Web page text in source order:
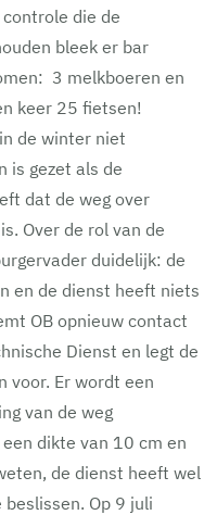
die de
bleek er bar
3 melkboeren en
keer 25 fietsen!
de winter niet
is gezet als de
dat de weg over
Over de rol van de
duidelijk: de
en de dienst heeft niets
OB opnieuw contact
Dienst en legt de
voor. Er wordt een
van de weg
dikte van 10 cm en
de dienst heeft wel
Op 9 juli